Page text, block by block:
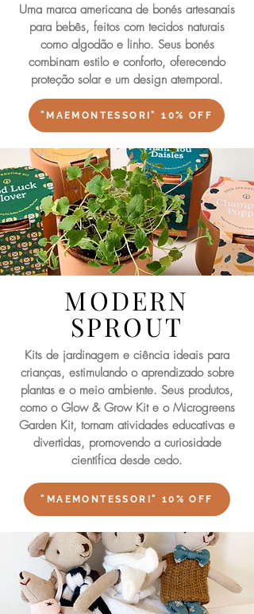
Uma marca americana de bonés artesanais
para bebês, feitos com tecidos naturais
como algodão e linho. Seus bonés
combinam estilo e conforto, oferecendo
proteção solar e um design atemporal.
"MAEMONTESSORI" 10% OFF
MODERN
SPROUT
Kits de jardinagem e ciência ideais para
crianças, estimulando o aprendizado sobre
plantas e o meio ambiente. Seus produtos,
como o Glow & Grow Kit e o Microgreens
Garden Kit, tornam atividades educativas e
divertidas, promovendo a curiosidade
científica desde cedo.
"MAEMONTESSORI" 10% OFF